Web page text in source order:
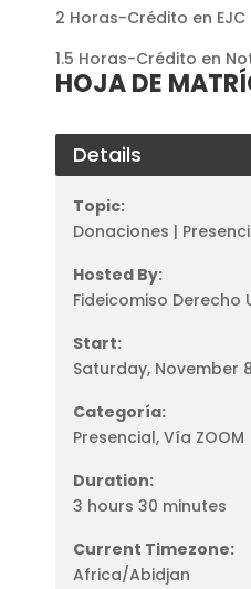
2 Horas-Crédito en EJC
1.5 Horas-Crédito en
HOJA DE
Details
Topic:
Donaciones |
Hosted By:
Fideicomiso Derecho
Start:
Saturday, November
Categoría:
Presencial, Vía ZOOM
Duration:
3 hours 30 minutes
Current Timezone:
Africa/Abidjan